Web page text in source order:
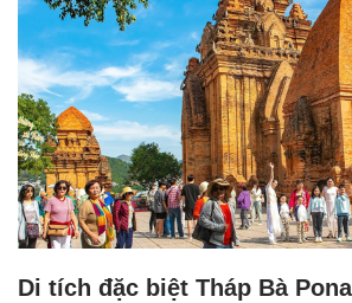
Di tích đặc biệt Tháp Bà